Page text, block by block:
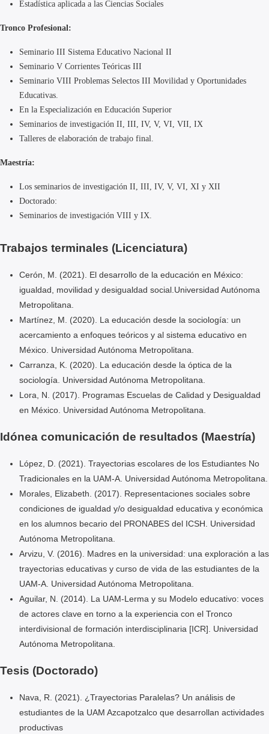
Estadística aplicada a las Ciencias Sociales
Tronco Profesional:
Seminario III Sistema Educativo Nacional II
Seminario V Corrientes Teóricas III
Seminario VIII Problemas Selectos III Movilidad y Oportunidades
Educativas.
En la Especialización en Educación Superior
Seminarios de investigación II, III, IV, V, VI, VII, IX
Talleres de elaboración de trabajo final.
Maestría:
Los seminarios de investigación II, III, IV, V, VI, XI y XII
Doctorado:
Seminarios de investigación VIII y IX.
Trabajos terminales (Licenciatura)
Cerón, M. (2021). El desarrollo de la educación en México:
igualdad, movilidad y desigualdad social. Universidad Autónoma
Metropolitana.
Martínez, M. (2020). La educación desde la sociología: un
acercamiento a enfoques teóricos y al sistema educativo en
México. Universidad Autónoma Metropolitana.
Carranza, K. (2020). La educación desde la óptica de la
sociología. Universidad Autónoma Metropolitana.
Lora, N. (2017). Programas Escuelas de Calidad y Desigualdad
en México. Universidad Autónoma Metropolitana.
Idónea comunicación de resultados (Maestría)
López, D. (2021). Trayectorias escolares de los Estudiantes No
Tradicionales en la UAM-A. Universidad Autónoma Metropolitana.
Morales, Elizabeth. (2017). Representaciones sociales sobre
condiciones de igualdad y/o desigualdad educativa y económica
en los alumnos becario del PRONABES del ICSH. Universidad
Autónoma Metropolitana.
Arvizu, V. (2016). Madres en la universidad: una exploración a las
trayectorias educativas y curso de vida de las estudiantes de la
UAM-A. Universidad Autónoma Metropolitana.
Aguilar, N. (2014). La UAM-Lerma y su Modelo educativo: voces
de actores clave en torno a la experiencia con el Tronco
interdivisional de formación interdisciplinaria [ICR]. Universidad
Autónoma Metropolitana.
Tesis (Doctorado)
Nava, R. (2021). ¿Trayectorias Paralelas? Un análisis de
estudiantes de la UAM Azcapotzalco que desarrollan actividades
productivas